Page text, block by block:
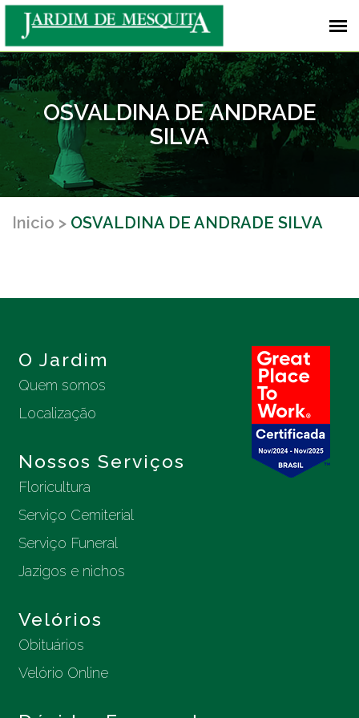
OSVALDINA DE ANDRADE
SILVA
Inicio OSVALDINA DE ANDRADE SILVA
O Jardim
Quem somos
Localização
Nossos Serviços
Floricultura
Serviço Cemiterial
Serviço Funeral
Jazigos e nichos
Velórios
Obituários
Velório Online